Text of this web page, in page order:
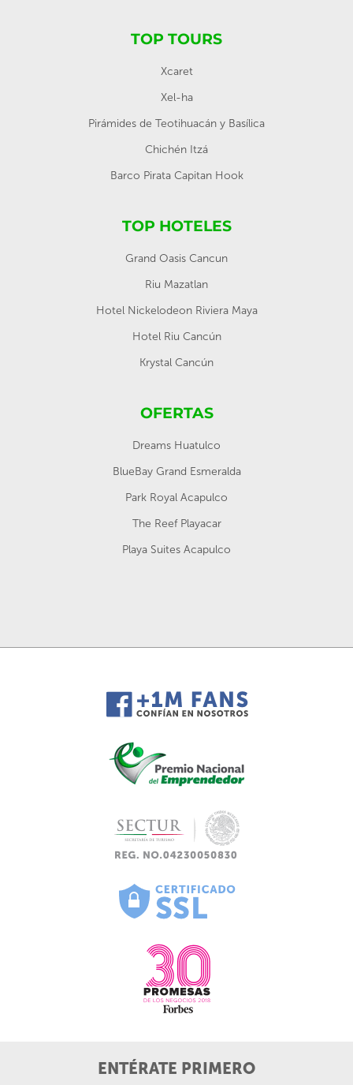
TOP TOURS
Xcaret
Xel-ha
Pirámides de Teotihuacán y Basílica
Chichén Itzá
Barco Pirata Capitan Hook
TOP HOTELES
Grand Oasis Cancun
Riu Mazatlan
Hotel Nickelodeon Riviera Maya
Hotel Riu Cancún
Krystal Cancún
OFERTAS
Dreams Huatulco
BlueBay Grand Esmeralda
Park Royal Acapulco
The Reef Playacar
Playa Suites Acapulco
ENTÉRATE PRIMERO